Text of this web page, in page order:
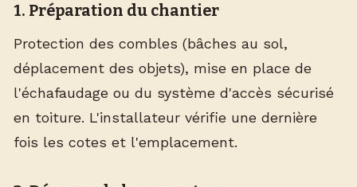
1. Préparation du chantier
Protection des combles (bâches au sol,
déplacement des objets), mise en place de
l'échafaudage ou du système d'accès sécurisé
en toiture. L'installateur vérifie une dernière
fois les cotes et l'emplacement.